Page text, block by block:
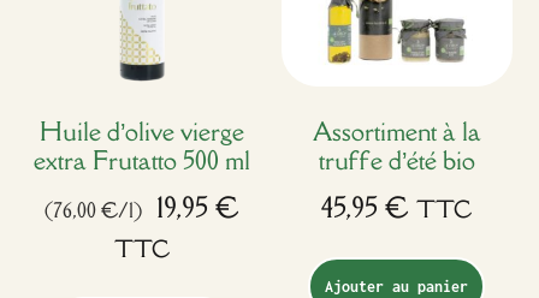
Huile d’olive vierge
extra Frutatto 500 ml
(76,00 €/l) 19,95€
TTC
Assortiment à la
truffe d’été bio
45,95€ TTC
Ajouter au panier